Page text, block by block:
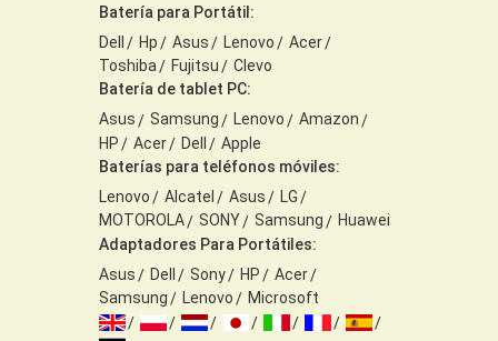
Batería para Portátil:
Dell
Hp Asus Lenovo
Acer
Toshiba
Fujitsu
Clevo
Batería de tablet PC:
Asus
Samsung Lenovo
Amazon
HP
Acer Dell
Apple
Baterías para teléfonos móviles:
Lenovo
Alcatel Asus
LG
MOTOROLA
SONY Samsung
Huawei
Adaptadores Para Portátiles:
Asus
Dell Sony HP
Acer
Samsung
Lenovo Microsoft